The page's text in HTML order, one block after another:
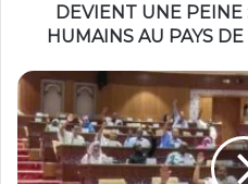
DEVIENT UNE PEINE
HUMAINS AU PAYS